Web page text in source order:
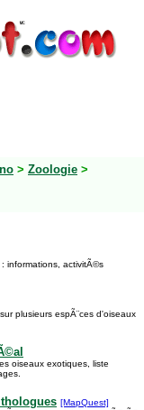
> Zoologie >
informations, activitÃ©s
plusieurs espÃ¨ces d'oiseaux
oiseaux exotiques, liste
[MapQuest]